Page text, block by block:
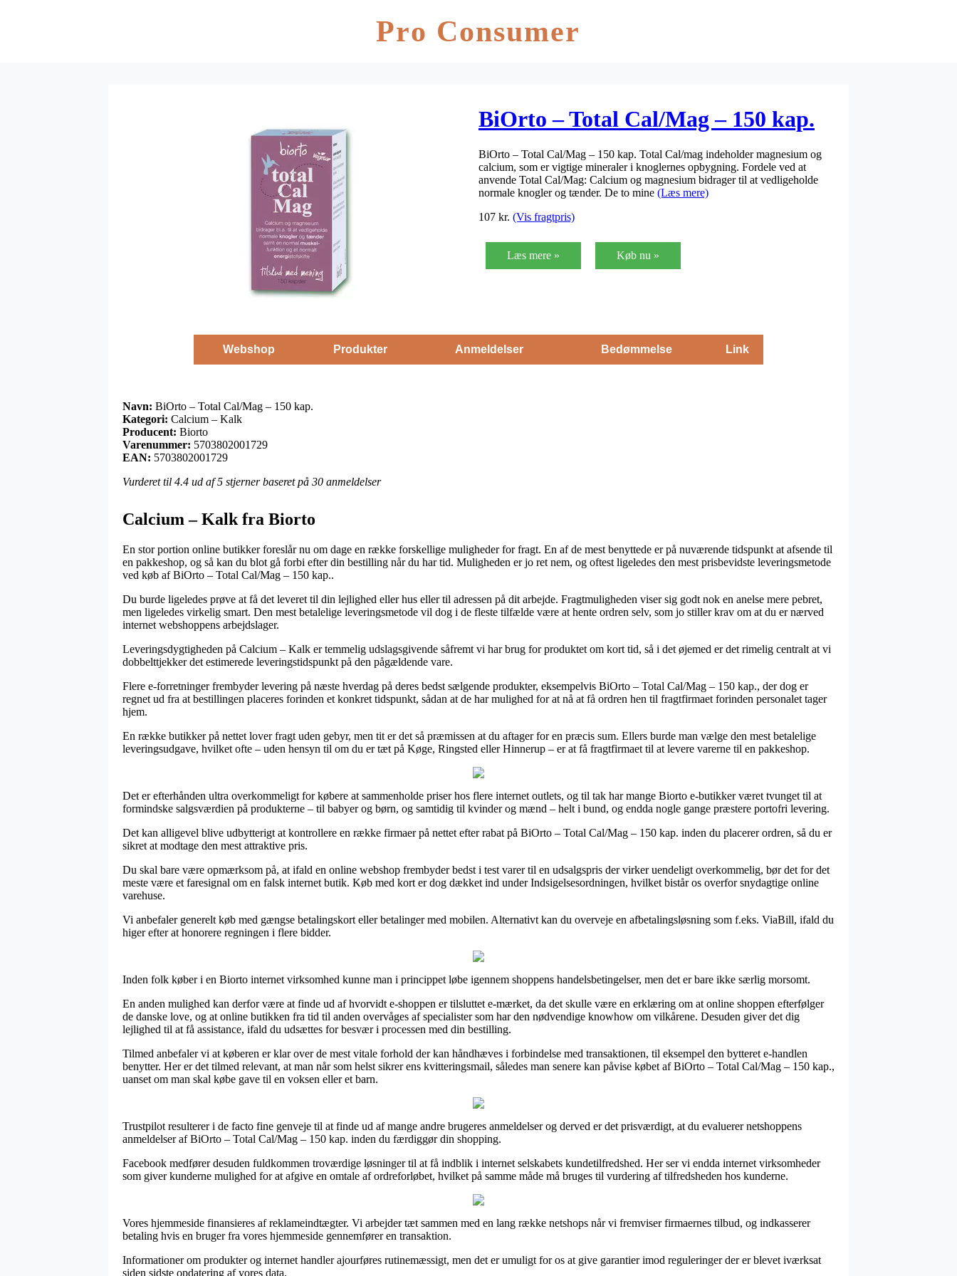
Pro Consumer
BiOrto – Total Cal/Mag – 150 kap.
BiOrto – Total Cal/Mag – 150 kap. Total Cal/mag indeholder magnesium og
calcium, som er vigtige mineraler i knoglernes opbygning. Fordele ved at
anvende Total Cal/Mag: Calcium og magnesium bidrager til at vedligeholde
normale knogler og tænder. De to mine (Læs mere)
107 kr. (Vis fragtpris)
Læs mere » Køb nu »
Webshop Produkter Anmeldelser Bedømmelse Link
Navn: BiOrto – Total Cal/Mag – 150 kap.
Kategori: Calcium – Kalk
Producent: Biorto
Varenummer: 5703802001729
EAN: 5703802001729
Vurderet til 4.4 ud af 5 stjerner baseret på 30 anmeldelser
Calcium – Kalk fra Biorto
En stor portion online butikker foreslår nu om dage en række forskellige muligheder for fragt. En af de mest benyttede er på nuværende tidspunkt at afsende til
en pakkeshop, og så kan du blot gå forbi efter din bestilling når du har tid. Muligheden er jo ret nem, og oftest ligeledes den mest prisbevidste leveringsmetode
ved køb af BiOrto – Total Cal/Mag – 150 kap..
Du burde ligeledes prøve at få det leveret til din lejlighed eller hus eller til adressen på dit arbejde. Fragtmuligheden viser sig godt nok en anelse mere pebret,
men ligeledes virkelig smart. Den mest betalelige leveringsmetode vil dog i de fleste tilfælde være at hente ordren selv, som jo stiller krav om at du er nærved
internet webshoppens arbejdslager.
Leveringsdygtigheden på Calcium – Kalk er temmelig udslagsgivende såfremt vi har brug for produktet om kort tid, så i det øjemed er det rimelig centralt at vi
dobbelttjekker det estimerede leveringstidspunkt på den pågældende vare.
Flere e-forretninger frembyder levering på næste hverdag på deres bedst sælgende produkter, eksempelvis BiOrto – Total Cal/Mag – 150 kap., der dog er
regnet ud fra at bestillingen placeres forinden et konkret tidspunkt, sådan at de har mulighed for at nå at få ordren hen til fragtfirmaet forinden personalet tager
hjem.
En række butikker på nettet lover fragt uden gebyr, men tit er det så præmissen at du aftager for en præcis sum. Ellers burde man vælge den mest betalelige
leveringsudgave, hvilket ofte – uden hensyn til om du er tæt på Køge, Ringsted eller Hinnerup – er at få fragtfirmaet til at levere varerne til en pakkeshop.
Det er efterhånden ultra overkommeligt for købere at sammenholde priser hos flere internet outlets, og til tak har mange Biorto e-butikker været tvunget til at
formindske salgsværdien på produkterne – til babyer og børn, og samtidig til kvinder og mænd – helt i bund, og endda nogle gange præstere portofri levering.
Det kan alligevel blive udbytterigt at kontrollere en række firmaer på nettet efter rabat på BiOrto – Total Cal/Mag – 150 kap. inden du placerer ordren, så du er
sikret at modtage den mest attraktive pris.
Du skal bare være opmærksom på, at ifald en online webshop frembyder bedst i test varer til en udsalgspris der virker uendeligt overkommelig, bør det for det
meste være et faresignal om en falsk internet butik. Køb med kort er dog dækket ind under Indsigelsesordningen, hvilket bistår os overfor snydagtige online
varehuse.
Vi anbefaler generelt køb med gængse betalingskort eller betalinger med mobilen. Alternativt kan du overveje en afbetalingsløsning som f.eks. ViaBill, ifald du
higer efter at honorere regningen i flere bidder.
Inden folk køber i en Biorto internet virksomhed kunne man i princippet løbe igennem shoppens handelsbetingelser, men det er bare ikke særlig morsomt.
En anden mulighed kan derfor være at finde ud af hvorvidt e-shoppen er tilsluttet e-mærket, da det skulle være en erklæring om at online shoppen efterfølger
de danske love, og at online butikken fra tid til anden overvåges af specialister som har den nødvendige knowhow om vilkårene. Desuden giver det dig
lejlighed til at få assistance, ifald du udsættes for besvær i processen med din bestilling.
Tilmed anbefaler vi at køberen er klar over de mest vitale forhold der kan håndhæves i forbindelse med transaktionen, til eksempel den bytteret e-handlen
benytter. Her er det tilmed relevant, at man når som helst sikrer ens kvitteringsmail, således man senere kan påvise købet af BiOrto – Total Cal/Mag – 150 kap.,
uanset om man skal købe gave til en voksen eller et barn.
Trustpilot resulterer i de facto fine genveje til at finde ud af mange andre brugeres anmeldelser og derved er det prisværdigt, at du evaluerer netshoppens
anmeldelser af BiOrto – Total Cal/Mag – 150 kap. inden du færdiggør din shopping.
Facebook medfører desuden fuldkommen troværdige løsninger til at få indblik i internet selskabets kundetilfredshed. Her ser vi endda internet virksomheder
som giver kunderne mulighed for at afgive en omtale af ordreforløbet, hvilket på samme måde må bruges til vurdering af tilfredsheden hos kunderne.
Vores hjemmeside finansieres af reklameindtægter. Vi arbejder tæt sammen med en lang række netshops når vi fremviser firmaernes tilbud, og indkasserer
betaling hvis en bruger fra vores hjemmeside gennemfører en transaktion.
Informationer om produkter og internet handler ajourføres rutinemæssigt, men det er umuligt for os at give garantier imod reguleringer der er blevet iværksat
siden sidste opdatering af vores data.